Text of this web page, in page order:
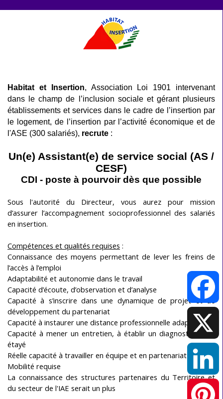
Habitat et Insertion, Association Loi 1901 intervenant
dans le champ de l’inclusion sociale et gérant plusieurs
établissements et services dans le cadre de l’insertion par
le logement, de l’insertion par l’activité économique et de
l'ASE (300 salariés), recrute :
Un(e) Assistant(e) de service social (AS /
CESF)
CDI - poste à pourvoir dès que possible
Sous l'autorité du Directeur, vous aurez pour mission
d’assurer l’accompagnement socioprofessionnel des salariés
en insertion.
Compétences et qualités requises :
Connaissance des moyens permettant de lever les freins de
l’accès à l’emploi
Adaptabilité et autonomie dans le travail
Capacité d’écoute, d’observation et d’analyse
Capacité à s’inscrire dans une dynamique de projet et de
développement du partenariat
Capacité à instaurer une distance professionnelle adaptée
Capacité à mener un entretien, à établir un diagnostic social
étayé
Réelle capacité à travailler en équipe et en partenariat
Mobilité requise
La connaissance des structures partenaires du Territoire et
du secteur de l'IAE serait un plus
Facebook
X
LinkedIn